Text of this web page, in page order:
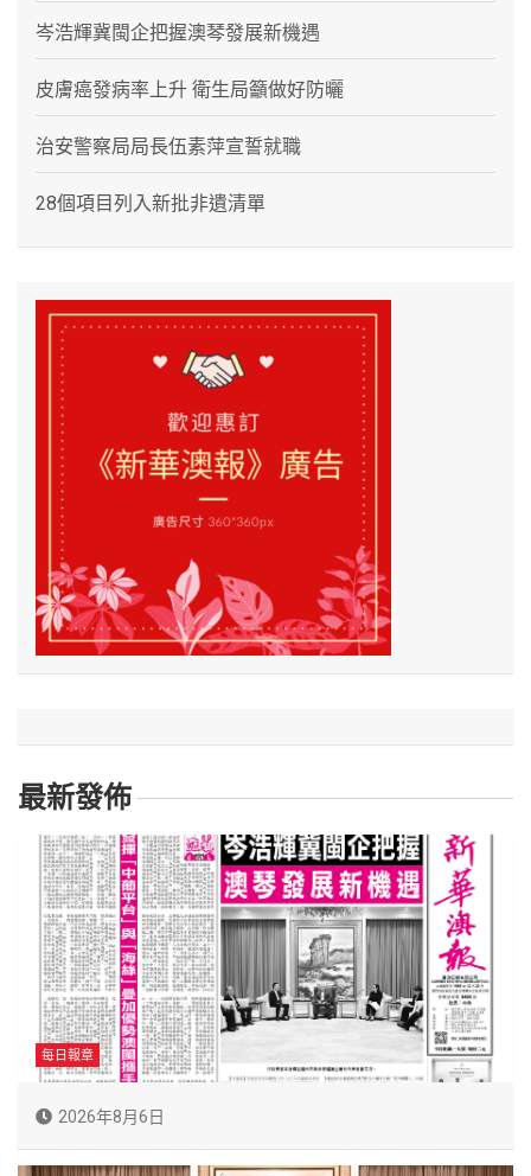
岑浩輝冀閩企把握澳琴發展新機遇
皮膚癌發病率上升 衛生局籲做好防曬
治安警察局局長伍素萍宣誓就職
28個項目列入新批非遺清單
最新發佈
每日報章
2026年8月6日